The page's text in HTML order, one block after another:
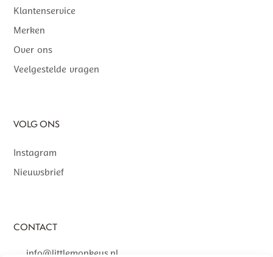
Klantenservice
Merken
Over ons
Veelgestelde vragen
VOLG ONS
Instagram
Nieuwsbrief
CONTACT
info@littlemonkeys.nl